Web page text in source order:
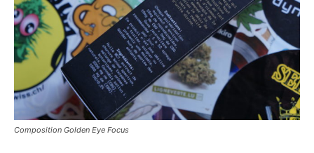
Composition Golden Eye Focus